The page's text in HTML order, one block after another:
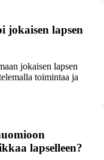
jokaisen lapsen
jokaisen lapsen
toimintaa ja
lapselleen?